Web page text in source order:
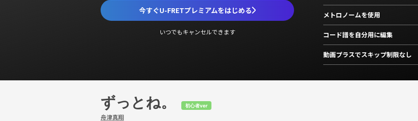
今すぐU-FRETプレミアムをはじめる
いつでもキャンセルできます
メトロノームを使用
コード譜を自分用に編集
動画プラスでスキップ制限なし
ずっとね。 初心者ver
舟津真翔